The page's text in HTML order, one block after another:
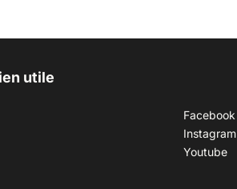
utile
Facebook
Instagram
Youtube